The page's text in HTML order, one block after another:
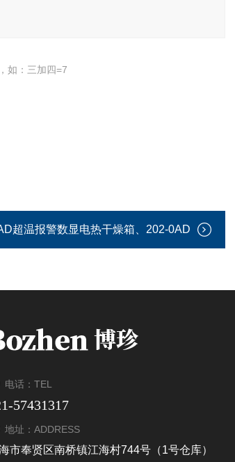
如：三加四=7
超温报警数显电热干燥箱、202-0AD
电话：TEL
57431317
地址：ADDRESS
海市奉贤区南桥镇江海村744号（1号仓库）